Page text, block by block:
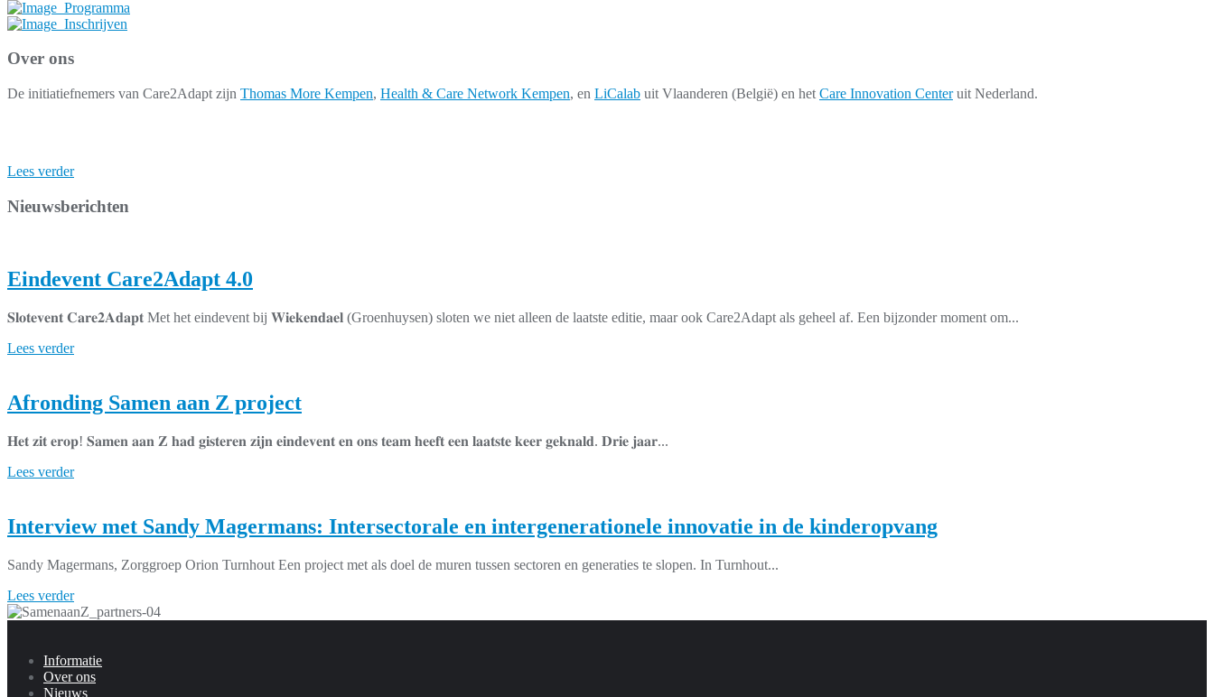
Over ons
De initiatiefnemers van Care2Adapt zijn Thomas More Kempen, Health & Care Network Kempen, en LiCalab uit Vlaanderen (België) en het Care Innovation Centeruit Nederland.
Lees verder
Nieuwsberichten
Eindevent Care2Adapt 4.0
𝐒𝐥𝐨𝐭𝐞𝐯𝐞𝐧𝐭 𝐂𝐚𝐫𝐞𝟐𝐀𝐝𝐚𝐩𝐭 Met het eindevent bij 𝐖𝐢𝐞𝐤𝐞𝐧𝐝𝐚𝐞𝐥 (Groenhuysen) sloten we niet alleen de laatste editie, maar ook Care2Adapt als geheel af. Een bijzonder moment om...
Lees verder
Afronding Samen aan Z project
𝐇𝐞𝐭 𝐳𝐢𝐭 𝐞𝐫𝐨𝐩! 𝐒𝐚𝐦𝐞𝐧 𝐚𝐚𝐧 𝐙 𝐡𝐚𝐝 𝐠𝐢𝐬𝐭𝐞𝐫𝐞𝐧 𝐳𝐢𝐣𝐧 𝐞𝐢𝐧𝐝𝐞𝐯𝐞𝐧𝐭 𝐞𝐧 𝐨𝐧𝐬 𝐭𝐞𝐚𝐦 𝐡𝐞𝐞𝐟𝐭 𝐞𝐞𝐧 𝐥𝐚𝐚𝐭𝐬𝐭𝐞 𝐤𝐞𝐞𝐫 𝐠𝐞𝐤𝐧𝐚𝐥𝐝. 𝐃𝐫𝐢𝐞 𝐣𝐚𝐚𝐫...
Lees verder
Interview met Sandy Magermans: Intersectorale en intergenerationele innovatie in de kinderopvang
Sandy Magermans, Zorggroep Orion Turnhout Een project met als doel de muren tussen sectoren en generaties te slopen. In Turnhout...
Lees verder
Informatie
Over ons
Nieuws